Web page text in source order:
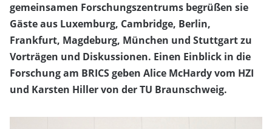
gemeinsamen Forschungszentrums begrüßen sie
Gäste aus Luxemburg, Cambridge, Berlin,
Frankfurt, Magdeburg, München und Stuttgart zu
Vorträgen und Diskussionen. Einen Einblick in die
Forschung am BRICS geben Alice McHardy vom HZI
und Karsten Hiller von der TU Braunschweig.